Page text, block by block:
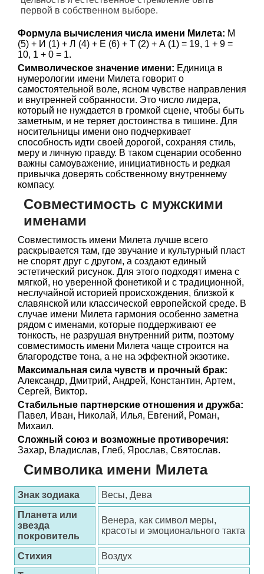
первой в собственном выборе.
Формула вычисления числа имени Милета: М
(5) + И (1) + Л (4) + Е (6) + Т (2) + А (1) = 19, 1 + 9 =
10, 1 + 0 = 1.
Символическое значение имени: Единица в
нумерологии имени Милета говорит о
самостоятельной воле, ясном чувстве направления
и внутренней собранности. Это число лидера,
который не нуждается в громкой сцене, чтобы быть
заметным, и не теряет достоинства в тишине. Для
носительницы имени оно подчеркивает
способность идти своей дорогой, сохраняя стиль,
меру и личную правду. В таком сценарии особенно
важны самоуважение, инициативность и редкая
привычка доверять собственному внутреннему
компасу.
Совместимость с мужскими
именами
Совместимость имени Милета лучше всего
раскрывается там, где звучание и культурный пласт
не спорят друг с другом, а создают единый
эстетический рисунок. Для этого подходят имена с
мягкой, но уверенной фонетикой и с традиционной,
неслучайной историей происхождения, близкой к
славянской или классической европейской среде. В
случае имени Милета гармония особенно заметна
рядом с именами, которые поддерживают ее
тонкость, не разрушая внутренний ритм, поэтому
совместимость имени Милета чаще строится на
благородстве тона, а не на эффектной экзотике.
Максимальная сила чувств и прочный брак:
Александр, Дмитрий, Андрей, Константин, Артем,
Сергей, Виктор.
Стабильные партнерские отношения и дружба:
Павел, Иван, Николай, Илья, Евгений, Роман,
Михаил.
Сложный союз и возможные противоречия:
Захар, Владислав, Глеб, Ярослав, Святослав.
Символика имени Милета
Знак зодиака
Весы, Дева
Планета или
звезда
покровитель
Венера, как символ меры,
красоты и эмоционального такта
Стихия
Воздух